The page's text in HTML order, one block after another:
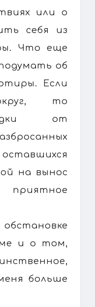
или о
себя из
Что еще
об
Если
то
от
на вынос
и о том,
больше